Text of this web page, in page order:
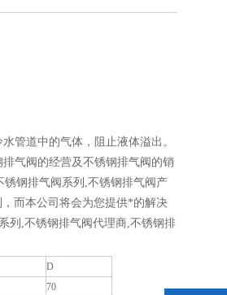
管道中的气体，阻止液体溢出。
气阀的经营及不锈钢排气阀的销
钢排气阀系列,不锈钢排气阀产
而本公司将会为您提供*的解决
列,不锈钢排气阀代理商,不锈钢排
D
70